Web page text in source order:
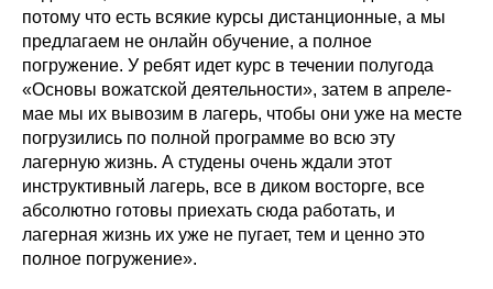
потому что есть всякие курсы дистанционные, а мы
предлагаем не онлайн обучение, а полное
погружение. У ребят идет курс в течении полугода
«Основы вожатской деятельности», затем в апреле-
мае мы их вывозим в лагерь, чтобы они уже на месте
погрузились по полной программе во всю эту
лагерную жизнь. А студены очень ждали этот
инструктивный лагерь, все в диком восторге, все
абсолютно готовы приехать сюда работать, и
лагерная жизнь их уже не пугает, тем и ценно это
полное погружение».